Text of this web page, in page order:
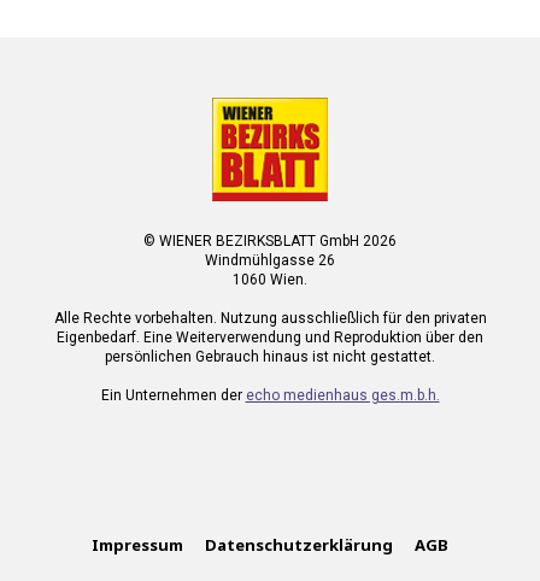
© WIENER BEZIRKSBLATT GmbH 2026
Windmühlgasse 26
1060 Wien.
Alle Rechte vorbehalten. Nutzung ausschließlich für den privaten
Eigenbedarf. Eine Weiterverwendung und Reproduktion über den
persönlichen Gebrauch hinaus ist nicht gestattet.
Ein Unternehmen der echo medienhaus ges.m.b.h.
Impressum Datenschutzerklärung AGB